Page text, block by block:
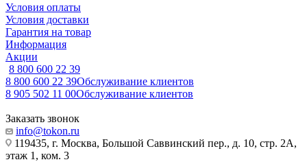
Условия оплаты
Условия доставки
Гарантия на товар
Информация
Акции
8 800 600 22 39
8 800 600 22 39Обслуживание клиентов
8 905 502 11 00Обслуживание клиентов
Заказать звонок
info@tokon.ru
119435, г. Москва, Большой Саввинский пер., д. 10, стр. 2А,
этаж 1, ком. 3